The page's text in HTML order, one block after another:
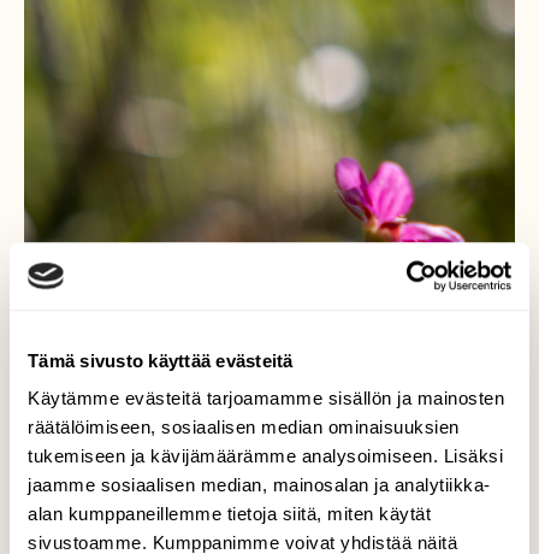
Tämä sivusto käyttää evästeitä
Käytämme evästeitä tarjoamamme sisällön ja mainosten
räätälöimiseen, sosiaalisen median ominaisuuksien
tukemiseen ja kävijämäärämme analysoimiseen. Lisäksi
jaamme sosiaalisen median, mainosalan ja analytiikka-
alan kumppaneillemme tietoja siitä, miten käytät
sivustoamme. Kumppanimme voivat yhdistää näitä